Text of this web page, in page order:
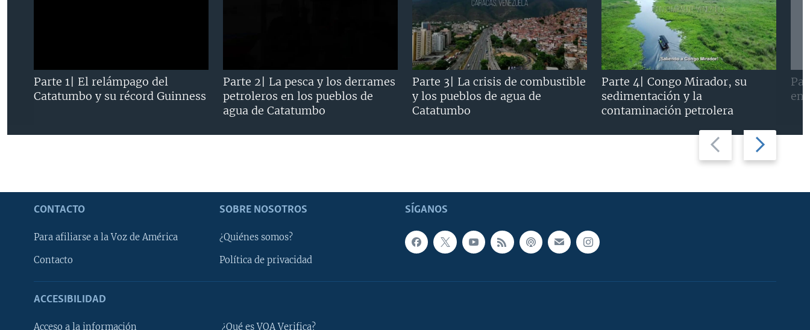
Previous
slide
Next
slide
Parte 1| El relámpago del
Catatumbo y su récord Guinness
Parte 2| La pesca y los derrames
petroleros en los pueblos de
agua de Catatumbo
Parte 3| La crisis de combustible
y los pueblos de agua de
Catatumbo
Parte 4| Congo Mirador, su
sedimentación y la
contaminación petrolera
en
SÍGANOS
CONTACTO
Para afiliarse a la Voz de América
Contacto
SOBRE NOSOTROS
¿Quiénes somos?
Política de privacidad
ACCESIBILIDAD
Acceso a la información ¿Qué es VOA Verifica?